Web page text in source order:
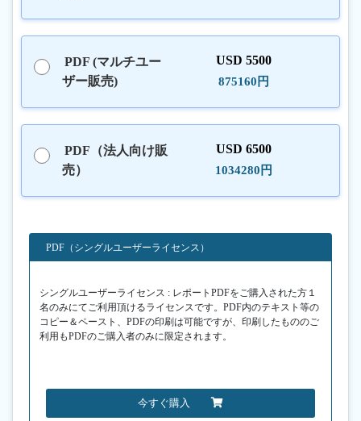
PDF (マルチユー
ザー販売)
USD 5500
875160円
PDF（法人向け販
売）
USD 6500
1034280円
PDF（シングルユーザーライセンス）
シングルユーザーライセンス : レポートPDFをご購入された方１
名のみにてご利用頂けるライセンスです。PDF内のテキスト等の
コピー＆ペースト、PDFの印刷は可能ですが、印刷したもののご
利用もPDFのご購入者のみに限定されます。
今すぐ購入